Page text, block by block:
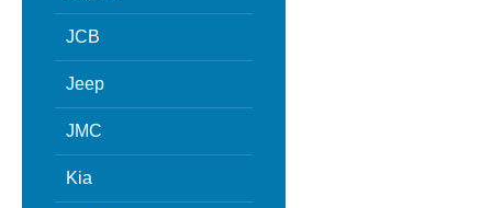
JCB
Jeep
JMC
Kia